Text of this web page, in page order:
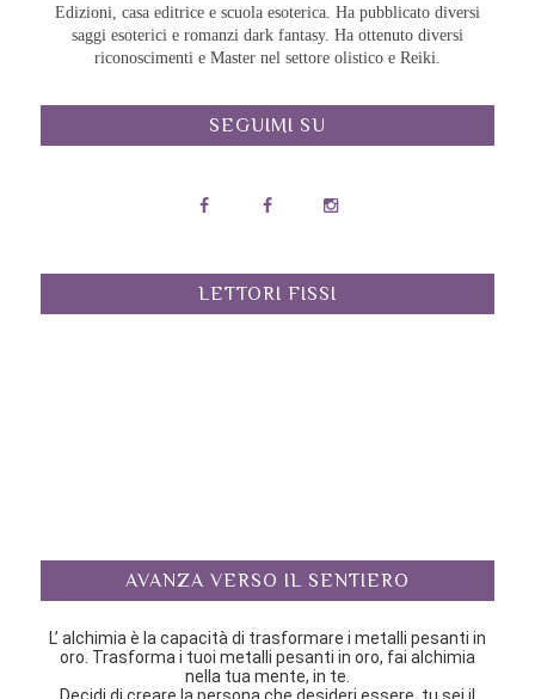
Edizioni, casa editrice e scuola esoterica. Ha pubblicato diversi
saggi esoterici e romanzi dark fantasy. Ha ottenuto diversi
riconoscimenti e Master nel settore olistico e Reiki.
SEGUIMI SU
LETTORI FISSI
AVANZA VERSO IL SENTIERO
L’ alchimia è la capacità di trasformare i metalli pesanti in
oro. Trasforma i tuoi metalli pesanti in oro, fai alchimia
nella tua mente, in te.